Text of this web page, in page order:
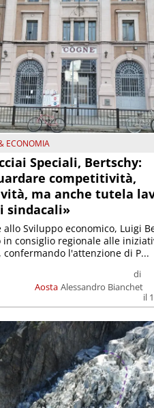
ECONOMIA
Speciali, Bertschy:
competitività,
ma anche tutela
sindacali»
Aosta
di
Alessandro Bianchet
il
allo Sviluppo economico, Luigi
in consiglio regionale alle
confermando l'attenzione di P...